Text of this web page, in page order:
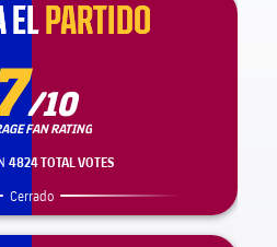
EL PARTIDO
EL PARTIDO
/10
FAN RATING
4824 TOTAL VOTES
Cerrado